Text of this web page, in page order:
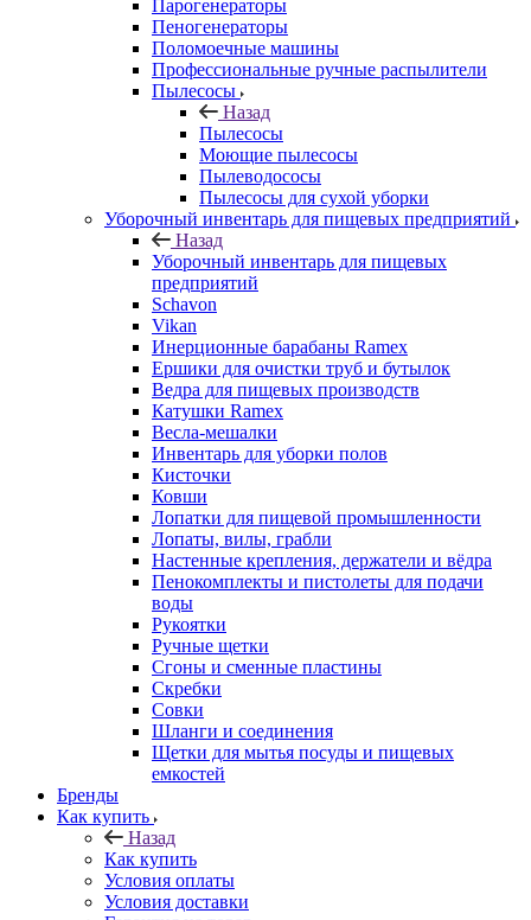
Парогенераторы
Пеногенераторы
Поломоечные машины
Профессиональные ручные распылители
Пылесосы
Назад
Пылесосы
Моющие пылесосы
Пылеводососы
Пылесосы для сухой уборки
Уборочный инвентарь для пищевых предприятий
Назад
Уборочный инвентарь для пищевых
предприятий
Schavon
Vikan
Инерционные барабаны Ramex
Ершики для очистки труб и бутылок
Ведра для пищевых производств
Катушки Ramex
Весла-мешалки
Инвентарь для уборки полов
Кисточки
Ковши
Лопатки для пищевой промышленности
Лопаты, вилы, грабли
Настенные крепления, держатели и вёдра
Пенокомплекты и пистолеты для подачи
воды
Рукоятки
Ручные щетки
Сгоны и сменные пластины
Скребки
Совки
Шланги и соединения
Щетки для мытья посуды и пищевых
емкостей
Бренды
Как купить
Назад
Как купить
Условия оплаты
Условия доставки